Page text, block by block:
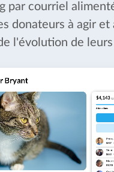
par courriel
donateurs à agir et
l'évolution de leurs